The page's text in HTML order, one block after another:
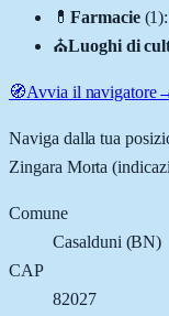
💊 Farmacie (1)
⛪Luoghi di
🧭Avvia il navigatore
Naviga dalla tua
Zingara Morta
Comune
Casalduni (BN)
CAP
82027